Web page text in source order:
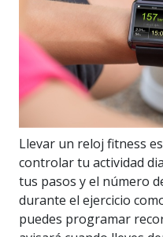
Llevar un reloj fitness
controlar tu actividad
tus pasos y el número
durante el ejercicio
puedes programar